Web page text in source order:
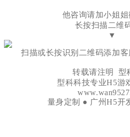
他咨询请加小姐姐
长按扫描二维
▼
扫描或长按识别二维码添加客
转载请注明 型
型科科技专业H5游
量身定制 ● 广州H5开